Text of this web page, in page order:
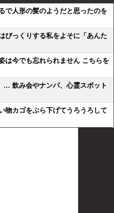
で人形の髪のようだと思ったのを
びっくりする私をよそに「あんた
は今でも忘れられません こちらを
… 飲み会やナンパ、心霊スポット
物カゴをぶら下げてうろうろして